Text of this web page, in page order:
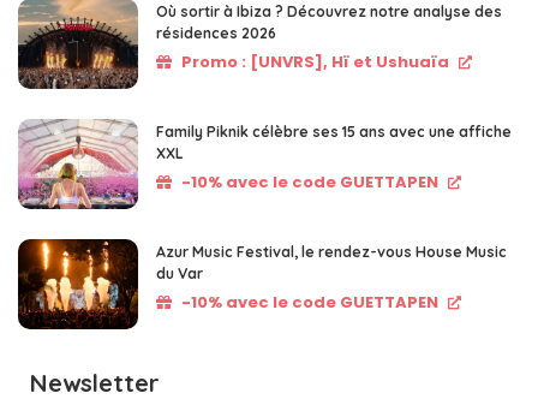
Où sortir à Ibiza ? Découvrez notre analyse des
résidences 2026
Promo : [UNVRS], Hï et Ushuaïa
Family Piknik célèbre ses 15 ans avec une affiche
XXL
-10% avec le code GUETTAPEN
Azur Music Festival, le rendez-vous House Music
du Var
-10% avec le code GUETTAPEN
Newsletter